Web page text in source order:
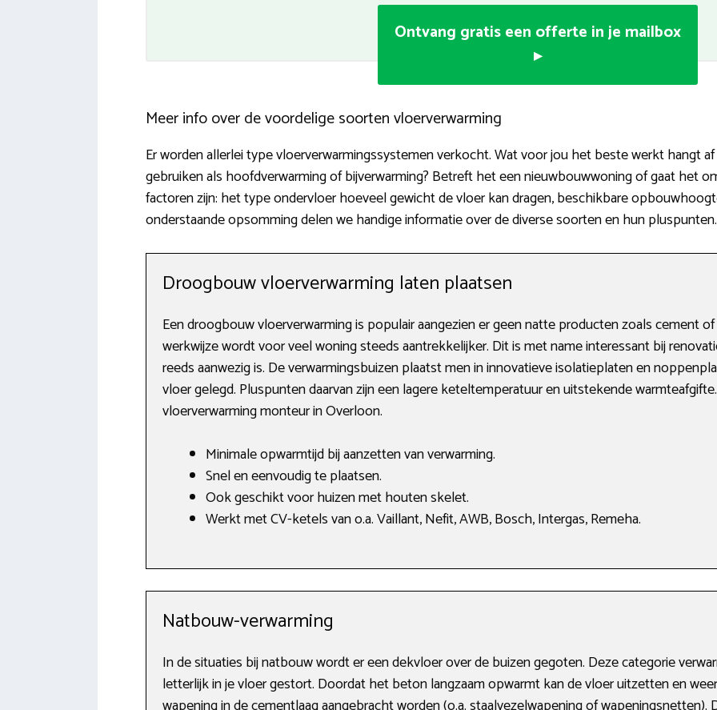
Ontvang gratis een offerte in je mailbox
▸
Meer info over de voordelige soorten vloerverwarming
Er worden allerlei type vloerverwarmingssystemen verkocht. Wat voor jou het beste werkt hangt af
gebruiken als hoofdverwarming of bijverwarming? Betreft het een nieuwbouwwoning of gaat het
factoren zijn: het type ondervloer hoeveel gewicht de vloer kan dragen, beschikbare
onderstaande opsomming delen we handige informatie over de diverse soorten en hun pluspunten.
Droogbouw vloerverwarming laten plaatsen
Een droogbouw vloerverwarming is populair aangezien er geen natte producten zoals cement
werkwijze wordt voor veel woning steeds aantrekkelijker. Dit is met name interessant bij
reeds aanwezig is. De verwarmingsbuizen plaatst men in innovatieve isolatieplaten en
vloer gelegd. Pluspunten daarvan zijn een lagere keteltemperatuur en uitstekende
vloerverwarming monteur in Overloon.
Minimale opwarmtijd bij aanzetten van verwarming.
Snel en eenvoudig te plaatsen.
Ook geschikt voor huizen met houten skelet.
Werkt met CV-ketels van o.a. Vaillant, Nefit, AWB, Bosch, Intergas, Remeha.
Natbouw-verwarming
In de situaties bij natbouw wordt er een dekvloer over de buizen gegoten. Deze categorie
letterlijk in je vloer gestort. Doordat het beton langzaam opwarmt kan de vloer uitzetten en